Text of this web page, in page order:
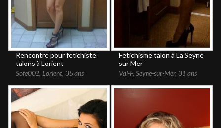
Rencontre pour fetichiste
talons à Lorient
Sofe002, Lorient, 35 ans
Fetichisme talon à La Seyne
sur Mer
Val-F,Seyne-sur-Mer, 31 ans